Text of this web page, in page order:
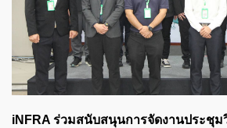
iNFRA ร่วมสนับสนุนการจัดงานประชุ